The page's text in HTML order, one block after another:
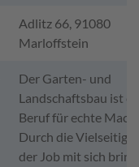
Adlitz 66, 91080
Marloffstein
Der Garten- und
Landschaftsbau ist
Beruf für echte
Durch die
der Job mit sich